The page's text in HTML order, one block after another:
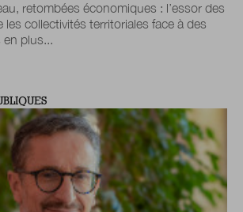
retombées économiques : l’essor des
les collectivités territoriales face à des
en plus...